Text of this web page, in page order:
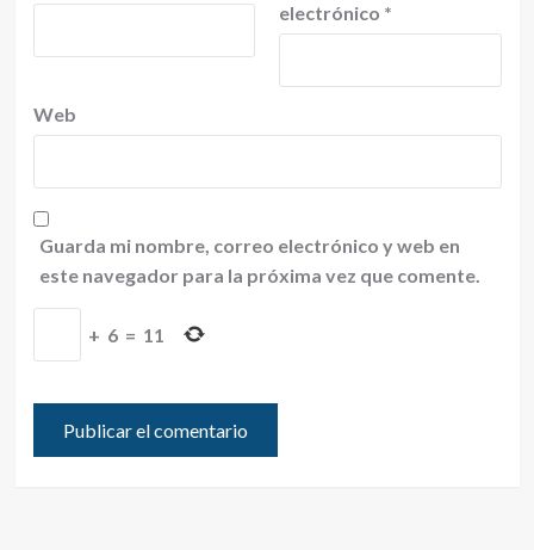
electrónico *
Web
Guarda mi nombre, correo electrónico y web en
este navegador para la próxima vez que comente.
+ 6 = 11